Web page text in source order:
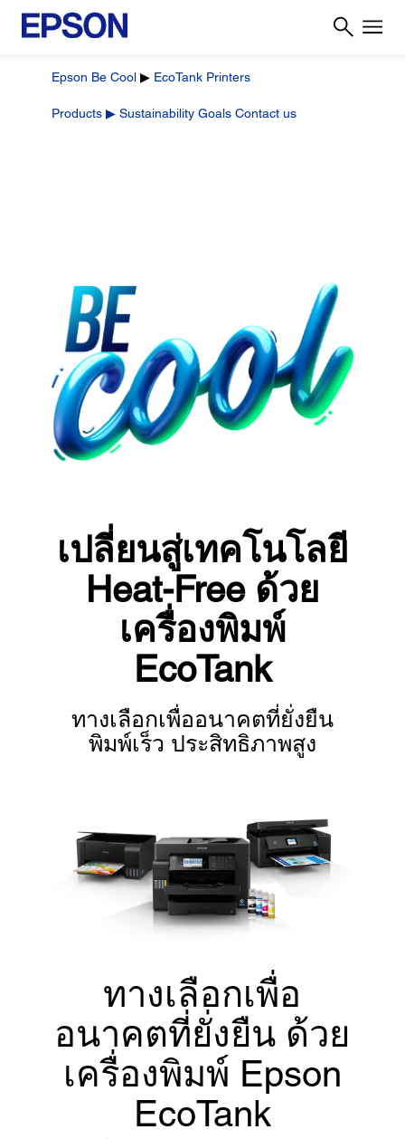
Epson Be Cool▶ EcoTank Printers
Products▶ Sustainability Goals Contact us
เปลี่ยนสู่เทคโนโลยี
Heat-Free ด้วย
เครื่องพิมพ์
EcoTank
ทางเลือกเพื่ออนาคตที่ยั่งยืน
พิมพ์เร็ว ประสิทธิภาพสูง
ทางเลือกเพื่อ
อนาคตที่ยั่งยืน ด้วย
เครื่องพิมพ์ Epson
EcoTank